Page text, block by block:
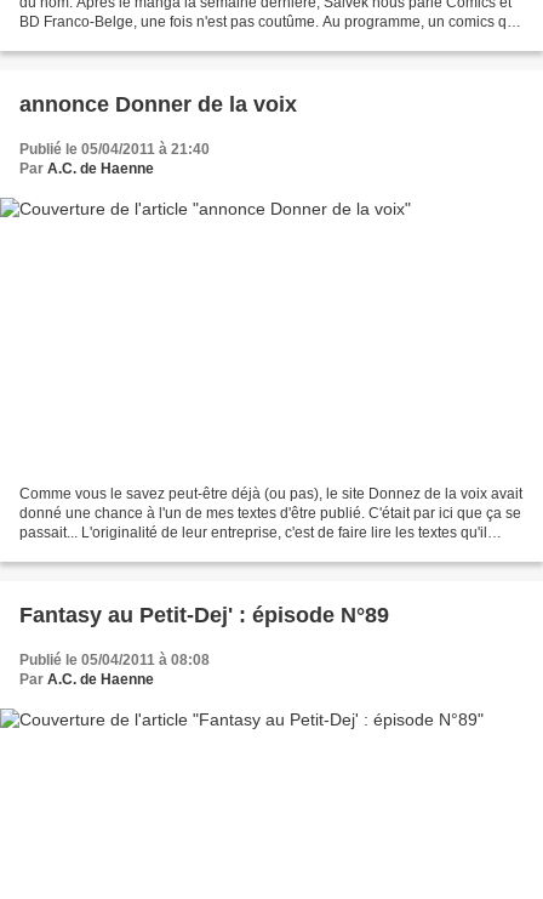
BD Franco-Belge, une fois n'est pas coutûme. Au programme, un comics qui
annonce Donner de la voix
Publié le 05/04/2011 à 21:40
Par A.C. de Haenne
Comme vous le savez peut-être déjà (ou pas), le site Donnez de la voix avait
donné une chance à l'un de mes textes d'être publié. C'était par ici que ça se
passait... L'originalité de leur entreprise, c'est de faire lire les textes qu'il
Fantasy au Petit-Dej' : épisode N°89
Publié le 05/04/2011 à 08:08
Par A.C. de Haenne